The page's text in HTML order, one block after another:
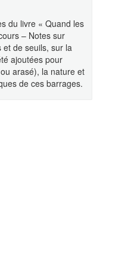
du livre « Quand les
– Notes sur
et de seuils, sur la
ajoutées pour
arasé), la nature et
de ces barrages.